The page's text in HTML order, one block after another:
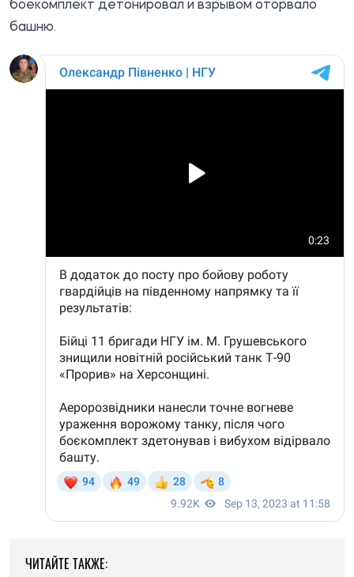
боекомплект детонировал и взрывом оторвало
башню.
ЧИТАЙТЕ ТАКЖЕ: